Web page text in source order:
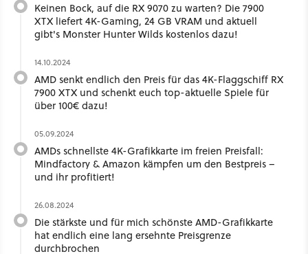
Keinen Bock, auf die RX 9070 zu warten? Die 7900
XTX liefert 4K-Gaming, 24 GB VRAM und aktuell
gibt's Monster Hunter Wilds kostenlos dazu!
14.10.2024
AMD senkt endlich den Preis für das 4K-Flaggschiff RX
7900 XTX und schenkt euch top-aktuelle Spiele für
über 100€ dazu!
05.09.2024
AMDs schnellste 4K-Grafikkarte im freien Preisfall:
Mindfactory & Amazon kämpfen um den Bestpreis –
und ihr profitiert!
26.08.2024
Die stärkste und für mich schönste AMD-Grafikkarte
hat endlich eine lang ersehnte Preisgrenze
durchbrochen